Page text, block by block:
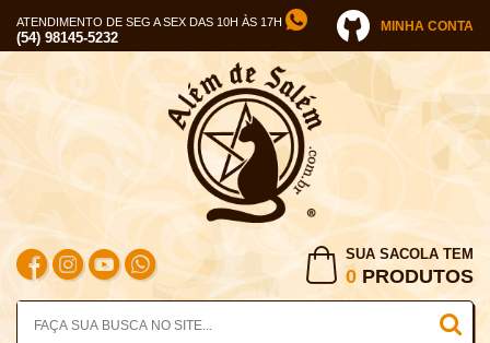
ATENDIMENTO DE SEG A SEX DAS 10H ÀS 17H
(54) 98145-5232
MINHA CONTA
SUA SACOLA TEM
0 PRODUTOS